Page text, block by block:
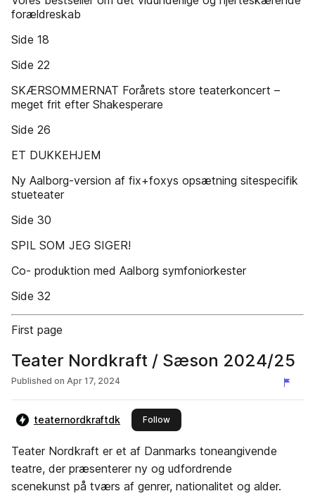
forældreskab
Side 18
Side 22
SKÆRSOMMERNAT Forårets store teaterkoncert –
meget frit efter Shakesperare
Side 26
ET DUKKEHJEM
Ny Aalborg-version af fix+foxys opsætning sitespecifik
stueteater
Side 30
SPIL SOM JEG SIGER!
Co- produktion med Aalborg symfoniorkester
Side 32
First page
Teater Nordkraft / Sæson 2024/25
Published on Apr 17, 2024
teaternordkraftdk Followthis publisher
Teater Nordkraft er et af Danmarks toneangivende
teatre, der præsenterer ny og udfordrende
scenekunst på tværs af genrer, nationalitet og alder.